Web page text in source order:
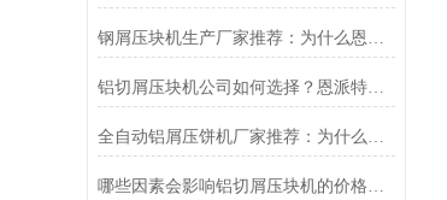
钢屑压块机生产厂家推荐：为什么恩派特是值得关注的品牌？
铝切屑压块机公司如何选择？恩派特品牌以专业与行业变革
全自动铝屑压饼机厂家推荐：为什么恩派特成为行业信赖之选？
哪些因素会影响铝切屑压块机的价格？——深度解析与品牌推荐